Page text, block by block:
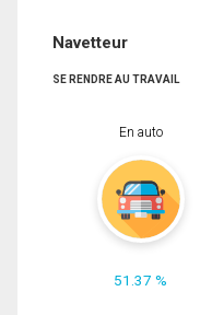
Navetteur
SE RENDRE AU TRAVAIL
En auto
51.37 %